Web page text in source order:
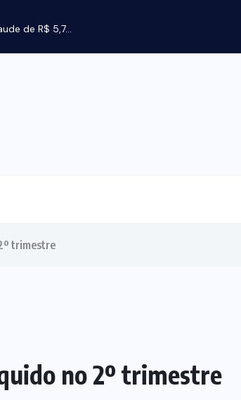
de R$ 5,7...
trimestre
no 2º trimestre